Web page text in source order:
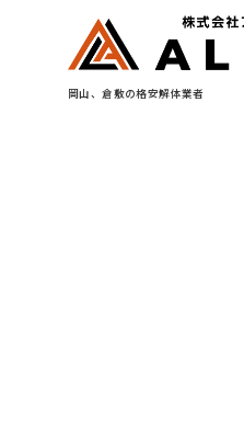
岡山、倉敷の格安解体業者